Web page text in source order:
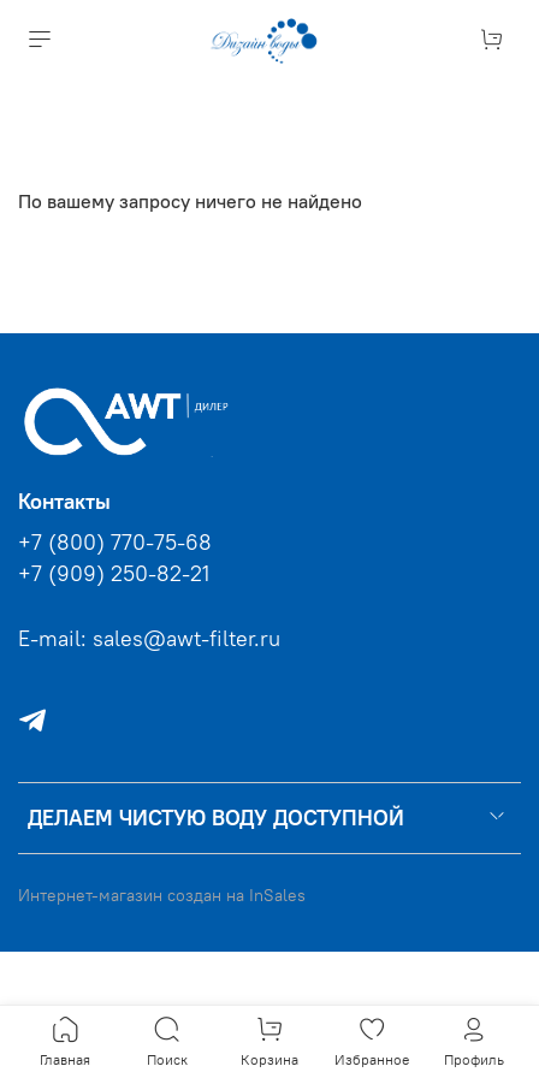
По вашему запросу ничего не найдено
ДЕЛАЕМ ЧИСТУЮ ВОДУ ДОСТУПНОЙ
Контакты
+7 (800) 770-75-68
+7 (909) 250-82-21
E-mail: sales@awt-filter.ru
Интернет-магазин создан на InSales
Главная Поиск Корзина Избранное Профиль